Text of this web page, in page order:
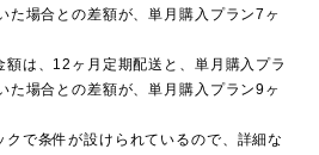
た場合との差額が、単月購入プラン7ヶ
は、12ヶ月定期配送と、単月購入プラ
た場合との差額が、単月購入プラン9ヶ
で条件が設けられているので、詳細な